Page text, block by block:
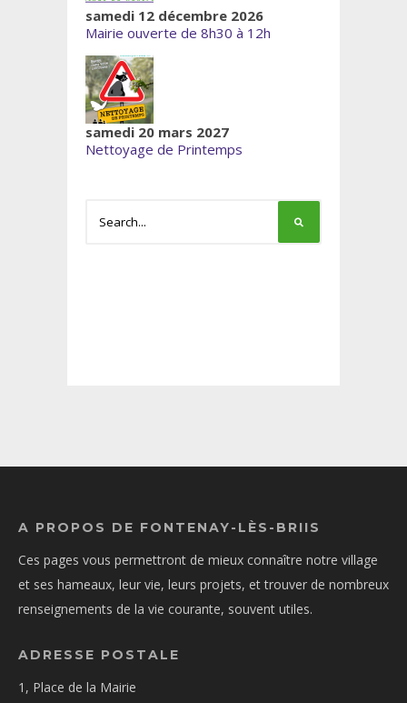
samedi 12 décembre 2026
Mairie ouverte de 8h30 à 12h
samedi 20 mars 2027
Nettoyage de Printemps
A PROPOS DE FONTENAY-LÈS-BRIIS
Ces pages vous permettront de mieux connaître notre village
et ses hameaux, leur vie, leurs projets, et trouver de nombreux
renseignements de la vie courante, souvent utiles.
ADRESSE POSTALE
1, Place de la Mairie